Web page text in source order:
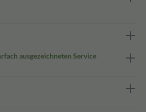
ausgezeichneten Service